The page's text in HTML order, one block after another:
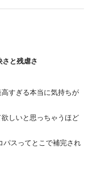
と残虐さ
すぎる本当に気持ちが
しいと思っちゃうほど
パスってとこで補完され